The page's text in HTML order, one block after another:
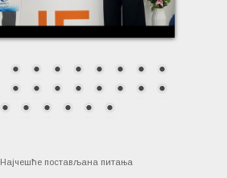
Најчешће постављана питања